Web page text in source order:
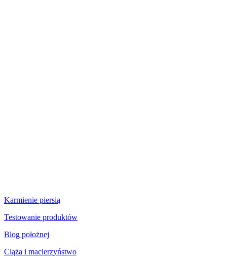
Karmienie piersią
Testowanie produktów
Blog położnej
Ciąża i macierzyństwo